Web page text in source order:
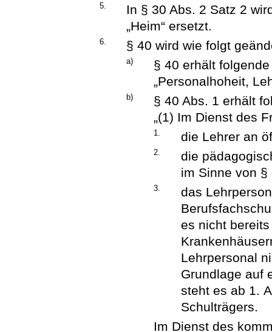
5.
In § 30 Abs. 2 Satz 2
„Heim“ ersetzt.
6. § 40 wird wie folgt
a)
§ 40 erhält
„Personalhoheit,
b)
§ 40 Abs. 1 erhält
„(1) Im Dienst des
1. die Lehrer an
2.
die
im Sinne von §
3.
das
es nicht
Lehrpersonal
Grundlage auf
steht es ab 1.
Schulträgers.
Im Dienst des